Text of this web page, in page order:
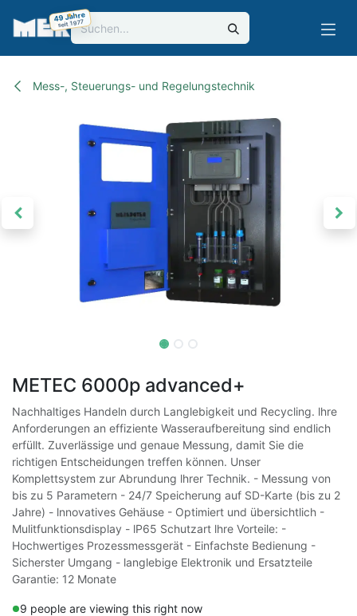
Skip to Content
49 Jahre
seit 1977
Mess-, Steuerungs- und Regelungstechnik
METEC 6000p advanced+
Nachhaltiges Handeln durch Langlebigkeit und Recycling. lhre
Anforderungen an effiziente Wasseraufbereitung sind endlich
erfüllt. Zuverlässige und genaue Messung, damit Sie die
richtigen Entscheidungen treffen können. Unser
Komplettsystem zur Abrundung lhrer Technik. - Messung von
bis zu 5 Parametern - 24/7 Speicherung auf SD-Karte (bis zu 2
Jahre) - lnnovatives Gehäuse - Optimiert und übersichtlich -
Mulitfunktionsdisplay - lP65 Schutzart lhre Vorteile: -
Hochwertiges Prozessmessgerät - Einfachste Bedienung -
Sicherster Umgang - langlebige Elektronik und Ersatzteile
Garantie: 12 Monate
9 people are viewing this right now